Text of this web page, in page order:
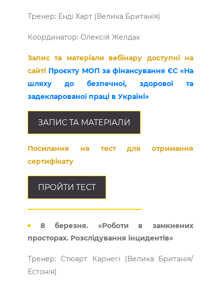
Тренер: Енді Харт (Велика Британія)
Координатор: Олексій Желдак
Запис та матеріали вебінару доступні на
сайті Проєкту МОП за фінансування ЄС «На
шляху до безпечної, здорової та
задекларованої праці в Україні»
ЗАПИС ТА МАТЕРІАЛИ
Посилання на тест для отримання
сертифікату
ПРОЙТИ ТЕСТ
8 березня. «Роботи в замкнених
просторах. Розслідування інцидентів»
Тренер: Стюарт Карнегі (Велика Британія/
Естонія)